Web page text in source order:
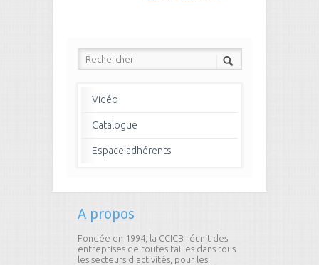
Vidéo
Catalogue
Espace adhérents
A propos
Fondée en 1994, la CCICB réunit des
entreprises de toutes tailles dans tous
les secteurs d'activités, pour les